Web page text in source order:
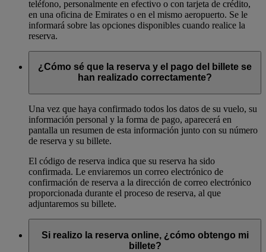
teléfono, personalmente en efectivo o con tarjeta de crédito,
en una oficina de Emirates o en el mismo aeropuerto. Se le
informará sobre las opciones disponibles cuando realice la
reserva.
¿Cómo sé que la reserva y el pago del billete se
han realizado correctamente?
Una vez que haya confirmado todos los datos de su vuelo, su
información personal y la forma de pago, aparecerá en
pantalla un resumen de esta información junto con su número
de reserva y su billete.
El código de reserva indica que su reserva ha sido
confirmada. Le enviaremos un correo electrónico de
confirmación de reserva a la dirección de correo electrónico
proporcionada durante el proceso de reserva, al que
adjuntaremos su billete.
Si realizo la reserva online, ¿cómo obtengo mi
billete?